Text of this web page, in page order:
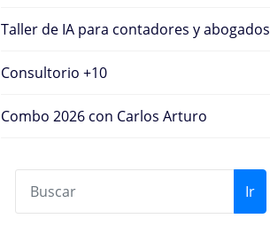
Taller de IA para contadores y abogados
Consultorio +10
Combo 2026 con Carlos Arturo
Ir